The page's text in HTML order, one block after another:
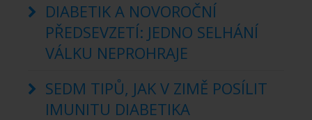
DIABETIK A NOVOROČNÍ
PŘEDSEVZETÍ: JEDNO SELHÁNÍ
VÁLKU NEPROHRAJE
SEDM TIPŮ, JAK V ZIMĚ POSÍLIT
IMUNITU DIABETIKA